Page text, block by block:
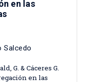
en las
Salcedo
G. & Cáceres G.
en las